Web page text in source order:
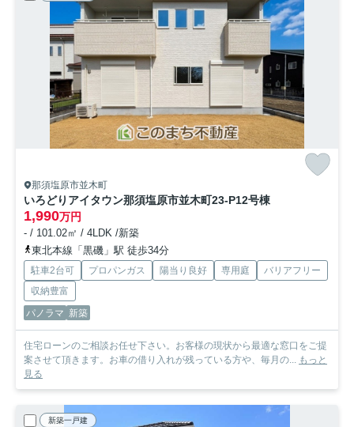
那須塩原市並木町
いろどりアイタウン那須塩原市並木町23-P12号棟
1,990万円
- / 101.02㎡ / 4LDK /新築
東北本線「黒磯」駅 徒歩34分
駐車2台可 プロパンガス 陽当り良好 専用庭
バリアフリー
収納豊富
パノラマ 新築
住宅ローンのご相談お任せ下さい。お客様の現状から最適な窓口をご提
案させて頂きます。お車の借り入れが残っている方や、毎月の... もっと
見る
新築一戸建